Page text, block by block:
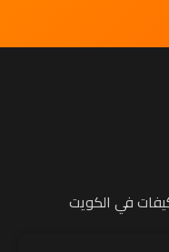
في الكويت